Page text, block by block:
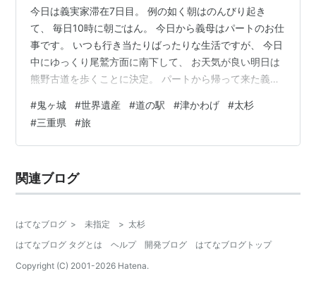
今日は義実家滞在7日目。 例の如く朝はのんびり起き
て、 毎日10時に朝ごはん。 今日から義母はパートのお仕
事です。 いつも行き当たりばったりな生活ですが、 今日
中にゆっくり尾鷲方面に南下して、 お天気が良い明日は
熊野古道を歩くことに決定。 パートから帰って来た義母
間お世話になった布団を干し、 シーツを洗い、 掃除機を
かけてたら 気づけば13時。 途中、道の駅でご飯を食べ、
maps.app.goo.gl これで税込390円のナンカレー。 野菜
分割されて4枚入っていたので、 見た目以上にボ…
#鬼ヶ城 #世界遺産 #道の駅 #津かわげ #太杉
#三重県 #旅
関連ブログ
はてなブログ > 未指定 > 太杉
はてなブログ タグとは
ヘルプ 開発ブログ
はてなブログトップ
Copyright (C) 2001-2026 Hatena.